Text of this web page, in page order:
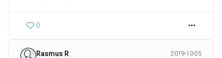
0
Rasmus R
2019-10-25